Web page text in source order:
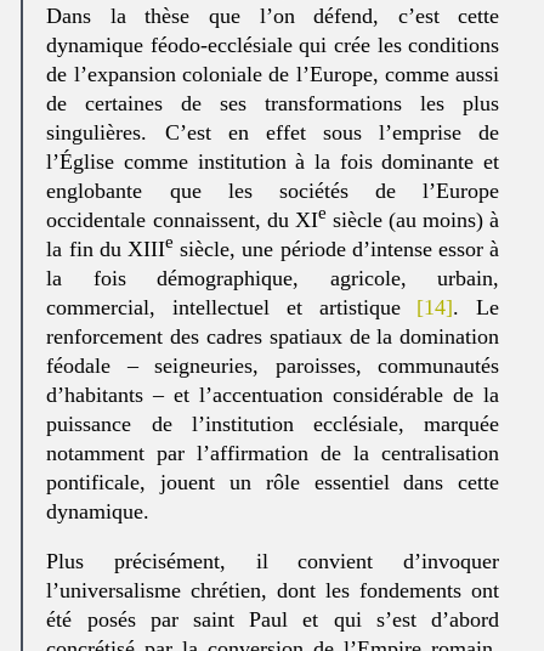
Dans la thèse que l’on défend, c’est cette
dynamique féodo-ecclésiale qui crée les conditions
de l’expansion coloniale de l’Europe, comme aussi
de certaines de ses transformations les plus
singulières. C’est en effet sous l’emprise de
l’Église comme institution à la fois dominante et
englobante que les sociétés de l’Europe
occidentale connaissent, du XIe siècle (au moins) à
la fin du XIIIe siècle, une période d’intense essor à
la fois démographique, agricole, urbain,
commercial, intellectuel et artistique [14]. Le
renforcement des cadres spatiaux de la domination
féodale – seigneuries, paroisses, communautés
d’habitants – et l’accentuation considérable de la
puissance de l’institution ecclésiale, marquée
notamment par l’affirmation de la centralisation
pontificale, jouent un rôle essentiel dans cette
dynamique.
Plus précisément, il convient d’invoquer
l’universalisme chrétien, dont les fondements ont
été posés par saint Paul et qui s’est d’abord